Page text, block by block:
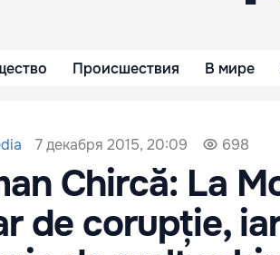
Происшествия В мире
7 декабря 2015, 20:09 698
Chircă: La
de corupție,